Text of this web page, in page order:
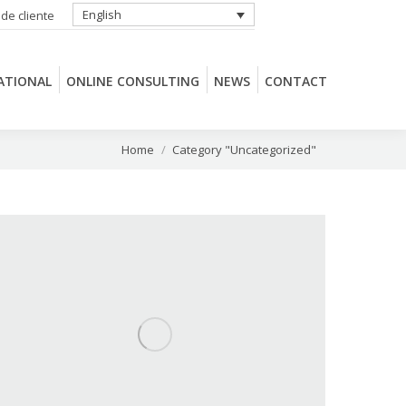
cliente English
ONLINE CONSULTING NEWS CONTACT
You are here:
Home Category "Uncategorized"